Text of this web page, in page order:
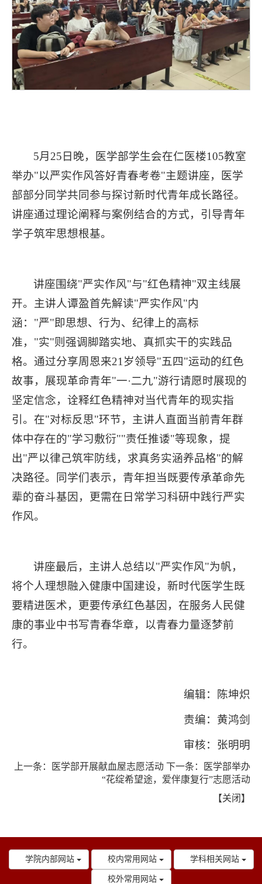
5月25日晚，医学部学生会在仁医楼105教室
举办"以严实作风答好青春考卷"主题讲座，医学
部部分同学共同参与探讨新时代青年成长路径。
讲座通过理论阐释与案例结合的方式，引导青年
学子筑牢思想根基。
讲座围绕"严实作风"与"红色精神"双主线展
开。主讲人谭盈首先解读"严实作风"内
涵："严"即思想、行为、纪律上的高标
准，"实"则强调脚踏实地、真抓实干的实践品
格。通过分享周恩来21岁领导"五四"运动的红色
故事，展现革命青年"一·二九"游行请愿时展现的
坚定信念，诠释红色精神对当代青年的现实指
引。在"对标反思"环节，主讲人直面当前青年群
体中存在的"学习敷衍""责任推诿"等现象，提
出"严以律己筑牢防线，求真务实涵养品格"的解
决路径。同学们表示，青年担当既要传承革命先
辈的奋斗基因，更需在日常学习科研中践行严实
作风。
讲座最后，主讲人总结以"严实作风"为帆，
将个人理想融入健康中国建设，新时代医学生既
要精进医术，更要传承红色基因，在服务人民健
康的事业中书写青春华章，以青春力量逐梦前
行。
编辑：陈坤炽
责编：黄鸿剑
审核：张明明
上一条： 医学部开展献血屋志愿活动 下一条：
医学部举办
“花绽希望途，爱伴康复行”志愿活动
【关闭 】
学院内部网站 校内常用网站 学科相关网站
校外常用网站